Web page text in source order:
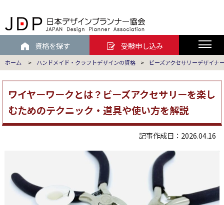
資格を探す 受験申し込み
ホーム > ハンドメイド・クラフトデザインの資格 > ビーズアクセサリーデザイナ
ワイヤーワークとは？ビーズアクセサリーを楽し
むためのテクニック・道具や使い方を解説
記事作成日：2026.04.16